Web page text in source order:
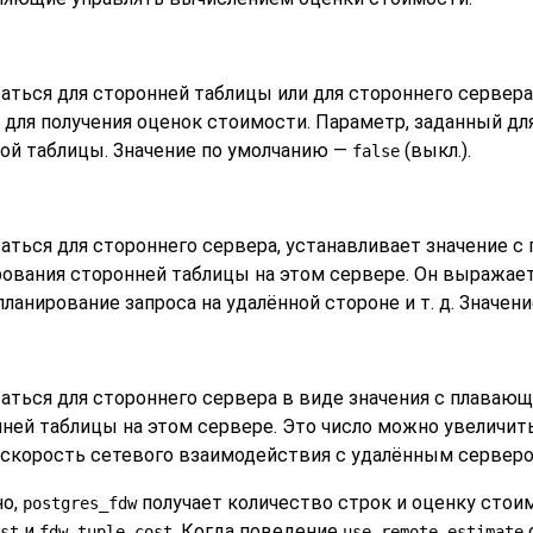
для сторонней таблицы или для стороннего
для получения оценок стоимости. Параметр, заданный
таблицы. Значение по умолчанию — false (выкл.).
для стороннего сервера, устанавливает значение
сторонней таблицы на этом сервере. Он
запроса на удалённой стороне и т. д.
для стороннего сервера в виде значения с
таблицы на этом сервере. Это число можно
сетевого взаимодействия с удалённым
postgres_fdwполучает количество строк и оценку